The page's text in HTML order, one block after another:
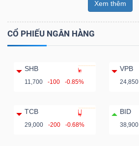
Xem thêm
CỔ PHIẾU NGÂN HÀNG
SHB
11,700 -100 -0.85%
VPB
24,850
TCB
29,000 -200 -0.68%
BID
38,900